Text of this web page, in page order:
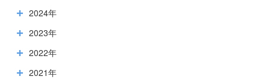
2024年
2023年
2022年
2021年